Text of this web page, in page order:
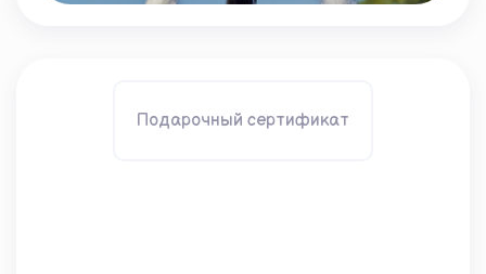
Подарочный сертификат